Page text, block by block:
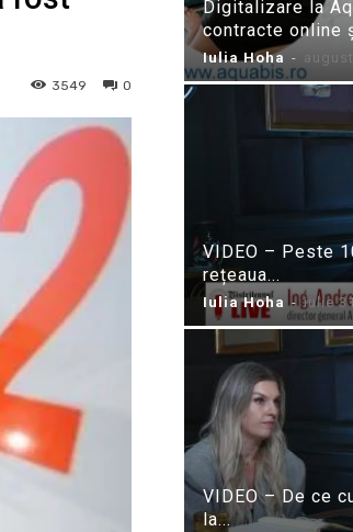
0
3549
Digitalizare la
contracte online
Iulia Hoha -
VIDEO – Peste
rețeaua...
Iulia Hoha - iulie
VIDEO – De ce
la...